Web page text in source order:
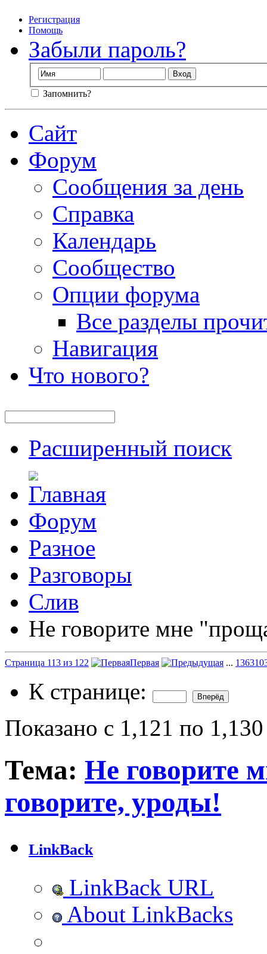
Регистрация
Помощь
Забыли пароль?
Запомнить?
Сайт
Форум
Сообщения за день
Справка
Календарь
Сообщество
Опции форума
Все разделы
Навигация
Что нового?
Расширенный поиск
Форум
Разное
Разговоры
Слив
Не говорите мне
Страница 113 из 122 Первая ... 1363
К странице:
Показано с 1,121 по
Тема: Не говорите
говорите, уроды!
LinkBack
LinkBack URL
About LinkBacks